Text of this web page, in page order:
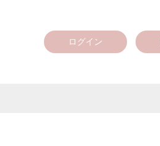
ログイン